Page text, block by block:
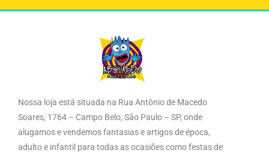
Nossa loja está situada na Rua Antônio de Macedo
Soares, 1764 – Campo Belo, São Paulo – SP, onde
alugamos e vendemos fantasias e artigos de época,
adulto e infantil para todas as ocasiões como festas de